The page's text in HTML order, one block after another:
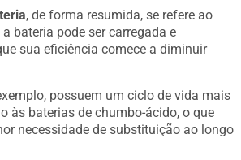
, de forma resumida, se refere ao
bateria pode ser carregada e
sua eficiência comece a diminuir
possuem um ciclo de vida mais
às baterias de chumbo-ácido, o que
necessidade de substituição ao longo